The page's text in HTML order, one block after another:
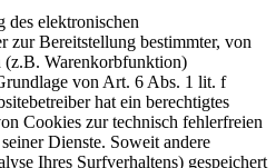
elektronischen
zur Bereitstellung bestimmter, von
(z.B. Warenkorbfunktion)
von Art. 6 Abs. 1 lit. f
hat ein berechtigtes
Cookies zur technisch fehlerfreien
Dienste. Soweit andere
Ihres Surfverhaltens) gespeichert